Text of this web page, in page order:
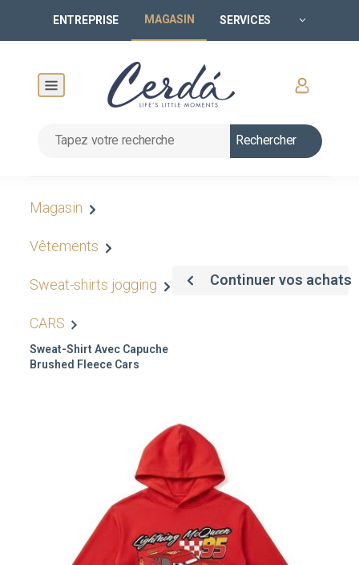
ENTREPRISE MAGASIN SERVICES
Rechercher
Magasin
Vêtements
Sweat-shirts jogging
CARS
Sweat-Shirt Avec Capuche
Brushed Fleece Cars
Continuer vos achats